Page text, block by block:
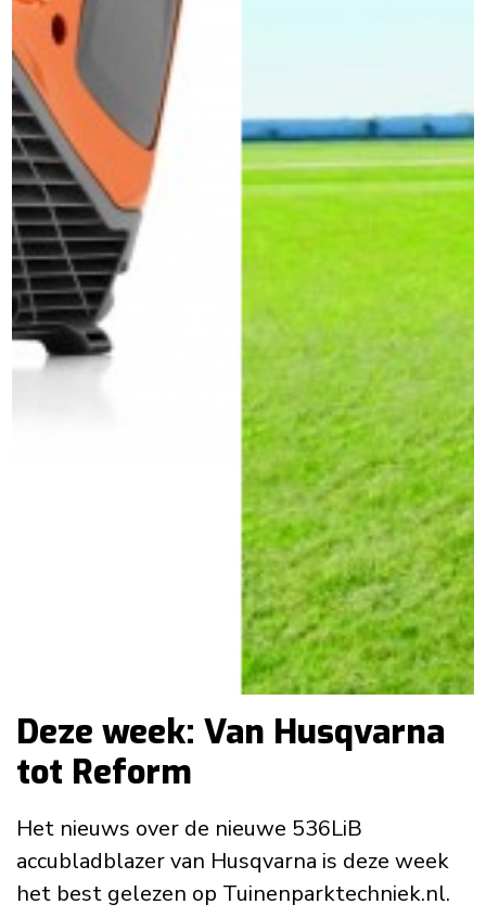
Deze week: Van Husqvarna
tot Reform
Het nieuws over de nieuwe 536LiB
accubladblazer van Husqvarna is deze week
het best gelezen op Tuinenparktechniek.nl.